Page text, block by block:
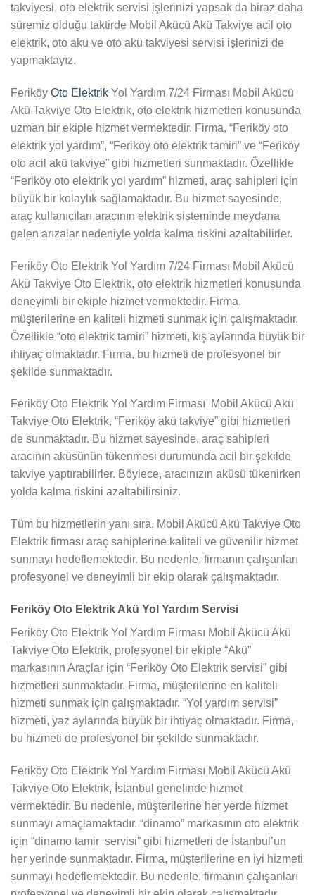
takviyesi, oto elektrik servisi işlerinizi yapsak da biraz daha
süremiz olduğu taktirde Mobil Akücü Akü Takviye acil oto
elektrik, oto akü ve oto akü takviyesi servisi işlerinizi de
yapmaktayız.
Feriköy Oto Elektrik Yol Yardım 7/24 Firması Mobil Akücü
Akü Takviye Oto Elektrik, oto elektrik hizmetleri konusunda
uzman bir ekiple hizmet vermektedir. Firma, “Feriköy oto
elektrik yol yardım”, “Feriköy oto elektrik tamiri” ve “Feriköy
oto acil akü takviye” gibi hizmetleri sunmaktadır. Özellikle
“Feriköy oto elektrik yol yardım” hizmeti, araç sahipleri için
büyük bir kolaylık sağlamaktadır. Bu hizmet sayesinde,
araç kullanıcıları aracının elektrik sisteminde meydana
gelen arızalar nedeniyle yolda kalma riskini azaltabilirler.
Feriköy Oto Elektrik Yol Yardım 7/24 Firması Mobil Akücü
Akü Takviye Oto Elektrik, oto elektrik hizmetleri konusunda
deneyimli bir ekiple hizmet vermektedir. Firma,
müşterilerine en kaliteli hizmeti sunmak için çalışmaktadır.
Özellikle “oto elektrik tamiri” hizmeti, kış aylarında büyük bir
ihtiyaç olmaktadır. Firma, bu hizmeti de profesyonel bir
şekilde sunmaktadır.
Feriköy Oto Elektrik Yol Yardım Firması Mobil Akücü Akü
Takviye Oto Elektrik, “Feriköy akü takviye” gibi hizmetleri
de sunmaktadır. Bu hizmet sayesinde, araç sahipleri
aracının aküsünün tükenmesi durumunda acil bir şekilde
takviye yaptırabilirler. Böylece, aracınızın aküsü tükenirken
yolda kalma riskini azaltabilirsiniz.
Tüm bu hizmetlerin yanı sıra, Mobil Akücü Akü Takviye Oto
Elektrik firması araç sahiplerine kaliteli ve güvenilir hizmet
sunmayı hedeflemektedir. Bu nedenle, firmanın çalışanları
profesyonel ve deneyimli bir ekip olarak çalışmaktadır.
Feriköy Oto Elektrik Akü Yol Yardım Servisi
Feriköy Oto Elektrik Yol Yardım Firması Mobil Akücü Akü
Takviye Oto Elektrik, profesyonel bir ekiple “Akü”
markasının Araçlar için “Feriköy Oto Elektrik servisi” gibi
hizmetleri sunmaktadır. Firma, müşterilerine en kaliteli
hizmeti sunmak için çalışmaktadır. “Yol yardım servisi”
hizmeti, yaz aylarında büyük bir ihtiyaç olmaktadır. Firma,
bu hizmeti de profesyonel bir şekilde sunmaktadır.
Feriköy Oto Elektrik Yol Yardım Firması Mobil Akücü Akü
Takviye Oto Elektrik, İstanbul genelinde hizmet
vermektedir. Bu nedenle, müşterilerine her yerde hizmet
sunmayı amaçlamaktadır. “dinamo” markasının oto elektrik
için “dinamo tamir servisi” gibi hizmetleri de İstanbul’un
her yerinde sunmaktadır. Firma, müşterilerine en iyi hizmeti
sunmayı hedeflemektedir. Bu nedenle, firmanın çalışanları